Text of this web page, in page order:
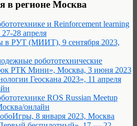
в регионе Москва
и Reinforcement learning
28 апреля
в РУТ (МИИТ), 9 сентября 2023,
робототехнические
РТК Мини», Москва, 3 июня 2023
Геоскана 2023», 11 апреля
ROS Russian Meetup
онлайн
8 января 2023, Москва